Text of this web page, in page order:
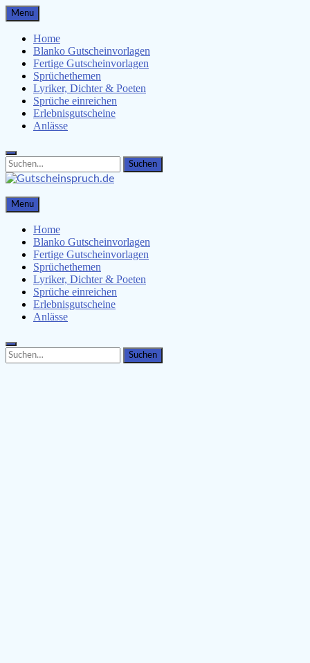
Skip
to
content
Menu
Home
Blanko Gutscheinvorlagen
Fertige Gutscheinvorlagen
Sprüchethemen
Lyriker, Dichter & Poeten
Sprüche einreichen
Erlebnisgutscheine
Anlässe
Search
for:
Search
Gutscheinspruch.de
Gutscheinsprüche & Gutscheinvorlagen finden
Menu
Home
Blanko Gutscheinvorlagen
Fertige Gutscheinvorlagen
Sprüchethemen
Lyriker, Dichter & Poeten
Sprüche einreichen
Erlebnisgutscheine
Anlässe
Search
for:
Search